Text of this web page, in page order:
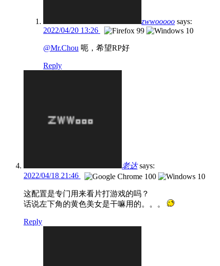
zwwooooo says:
2022/04/20 13:26
@Mr.Chou 呃，希望RP好
Reply
老达 says:
2022/04/18 21:46
这配置是专门用来看片打游戏的吗？
话说左下角的黄色美女是干嘛用的。。。
Reply